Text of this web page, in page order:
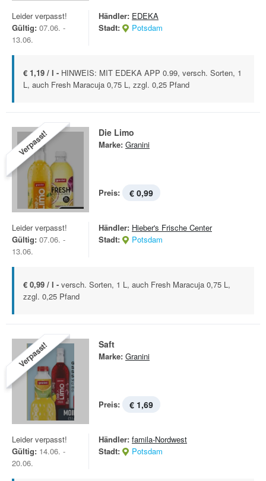
Leider verpasst!
Gültig: 07.06. -
13.06.
Händler: EDEKA
Stadt:
Potsdam
€ 1,19 / l - HINWEIS: MIT EDEKA APP 0.99, versch. Sorten, 1
L, auch Fresh Maracuja 0,75 L, zzgl. 0,25 Pfand
Verpasst! Die Limo
Marke: Granini
Preis: € 0,99
Leider verpasst!
Gültig: 07.06. -
13.06.
Händler: Hieber's Frische Center
Stadt:
Potsdam
€ 0,99 / l - versch. Sorten, 1 L, auch Fresh Maracuja 0,75 L,
zzgl. 0,25 Pfand
Verpasst! Saft
Marke: Granini
Preis: € 1,69
Leider verpasst!
Gültig: 14.06. -
20.06.
Händler: famila-Nordwest
Stadt:
Potsdam